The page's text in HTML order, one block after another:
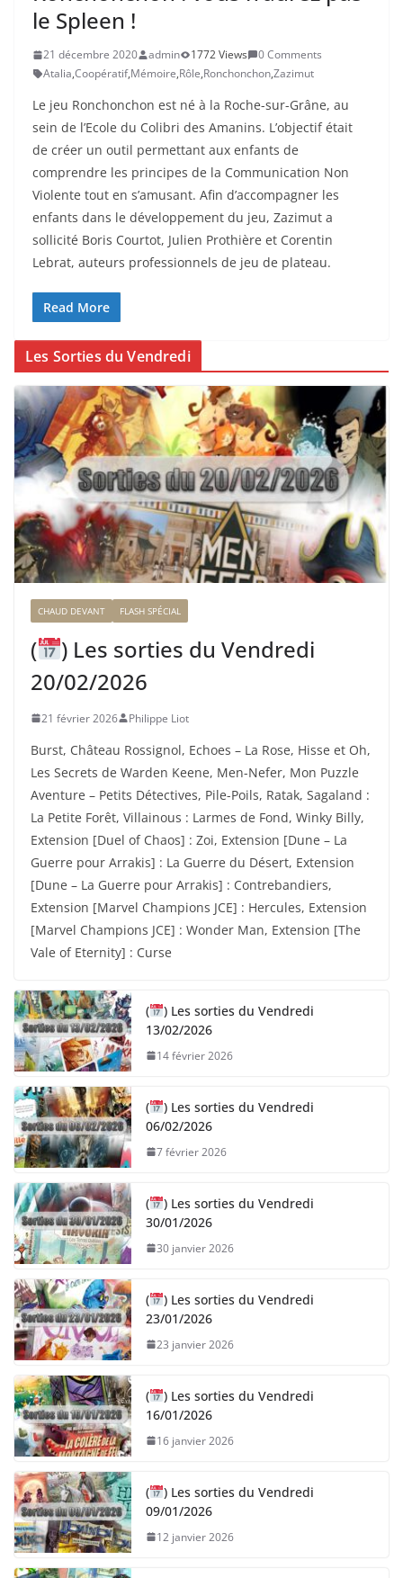
le Spleen !
21 décembre 2020 admin 1772 Views
0 Comments
Atalia,Coopératif,Mémoire,Rôle,Ronchonchon,Zazimut
Le jeu Ronchonchon est né à la Roche-sur-Grâne, au
sein de l’Ecole du Colibri des Amanins. L’objectif était
de créer un outil permettant aux enfants de
comprendre les principes de la Communication Non
Violente tout en s’amusant. Afin d’accompagner les
enfants dans le développement du jeu, Zazimut a
sollicité Boris Courtot, Julien Prothière et Corentin
Lebrat, auteurs professionnels de jeu de plateau.
Read More
Les Sorties du Vendredi
CHAUD DEVANT FLASH SPÉCIAL
(
) Les sorties du Vendredi
20/02/2026
21 février 2026 Philippe Liot
Burst, Château Rossignol, Echoes – La Rose, Hisse et Oh,
Les Secrets de Warden Keene, Men-Nefer, Mon Puzzle
Aventure – Petits Détectives, Pile-Poils, Ratak, Sagaland :
La Petite Forêt, Villainous : Larmes de Fond, Winky Billy,
Extension [Duel of Chaos] : Zoi, Extension [Dune – La
Guerre pour Arrakis] : La Guerre du Désert, Extension
[Dune – La Guerre pour Arrakis] : Contrebandiers,
Extension [Marvel Champions JCE] : Hercules, Extension
[Marvel Champions JCE] : Wonder Man, Extension [The
Vale of Eternity] : Curse
(
) Les sorties du Vendredi
13/02/2026
14 février 2026
(
) Les sorties du Vendredi
06/02/2026
7 février 2026
(
) Les sorties du Vendredi
30/01/2026
30 janvier 2026
(
) Les sorties du Vendredi
23/01/2026
23 janvier 2026
(
) Les sorties du Vendredi
16/01/2026
16 janvier 2026
(
) Les sorties du Vendredi
09/01/2026
12 janvier 2026